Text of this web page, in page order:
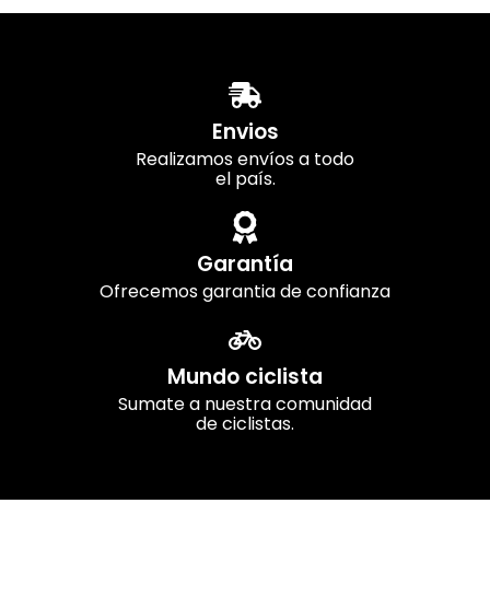
Envios
Realizamos envíos a todo
el país.
Garantía
Ofrecemos garantia de confianza
Mundo ciclista
Sumate a nuestra comunidad
de ciclistas.